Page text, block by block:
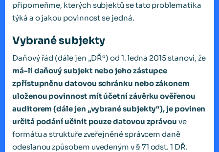
připomeňme, kterých subjektů se tato problematika
týká a o jakou povinnost se jedná.
Vybrané subjekty
Daňový řád (dále jen „DŘ“) od 1. ledna 2015 stanoví, že
má-li daňový subjekt nebo jeho zástupce
zpřístupněnu datovou schránku nebo zákonem
uloženou povinnost mít účetní závěrku ověřenou
auditorem (dále jen „vybrané subjekty“), je povinen
určitá podání učinit pouze datovou zprávou ve
formátu a struktuře zveřejněné správcem daně
odeslanou způsobem uvedeným v § 71 odst. 1 DŘ.